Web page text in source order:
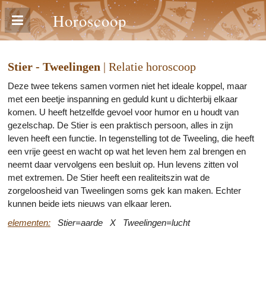
Horoscoop
Stier - Tweelingen | Relatie horoscoop
Deze twee tekens samen vormen niet het ideale koppel, maar
met een beetje inspanning en geduld kunt u dichterbij elkaar
komen. U heeft hetzelfde gevoel voor humor en u houdt van
gezelschap. De Stier is een praktisch persoon, alles in zijn
leven heeft een functie. In tegenstelling tot de Tweeling, die heeft
een vrije geest en wacht op wat het leven hem zal brengen en
neemt daar vervolgens een besluit op. Hun levens zitten vol
met extremen. De Stier heeft een realiteitszin wat de
zorgeloosheid van Tweelingen soms gek kan maken. Echter
kunnen beide iets nieuws van elkaar leren.
elementen: Stier=aarde X Tweelingen=lucht